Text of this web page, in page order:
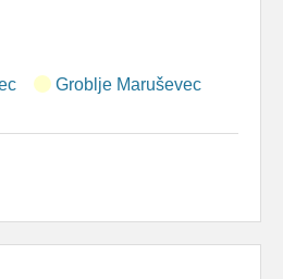
Groblje Maruševec